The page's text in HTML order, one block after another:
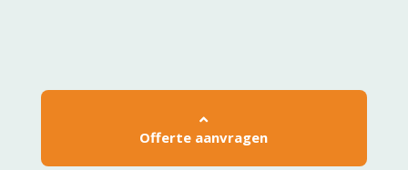
Offerte aanvragen